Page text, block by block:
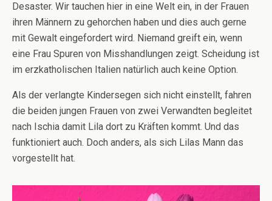
Desaster. Wir tauchen hier in eine Welt ein, in der Frauen
ihren Männern zu gehorchen haben und dies auch gerne
mit Gewalt eingefordert wird. Niemand greift ein, wenn
eine Frau Spuren von Misshandlungen zeigt. Scheidung ist
im erzkatholischen Italien natürlich auch keine Option.
Als der verlangte Kindersegen sich nicht einstellt, fahren
die beiden jungen Frauen von zwei Verwandten begleitet
nach Ischia damit Lila dort zu Kräften kommt. Und das
funktioniert auch. Doch anders, als sich Lilas Mann das
vorgestellt hat.